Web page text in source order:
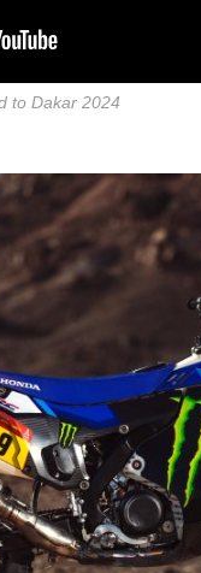
to Dakar 2024